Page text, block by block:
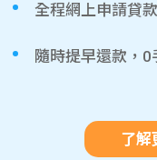
全程網上申請貸
隨時提早還款，0
了解